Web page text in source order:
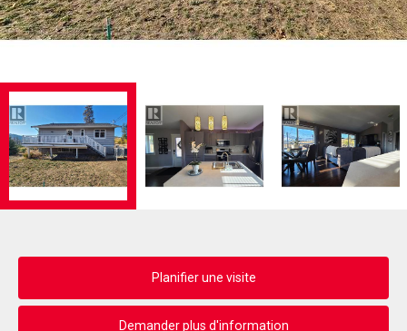
Planifier une visite
Demander plus d'information